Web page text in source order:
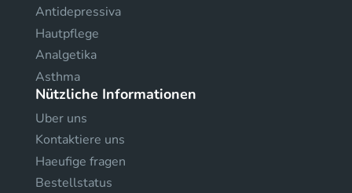
Antidepressiva
Hautpflege
Analgetika
Asthma
Nützliche Informationen
Uber uns
Kontaktiere uns
Haeufige fragen
Bestellstatus